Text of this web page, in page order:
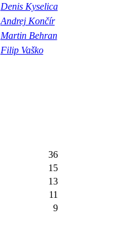
Denis Kyselica
Andrej Končír
Martin Behran
Filip Vaško
36
15
13
11
9